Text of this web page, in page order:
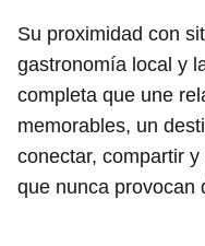
Su proximidad con
gastronomía local y
completa que une
memorables, un
conectar, compartir
que nunca provocan